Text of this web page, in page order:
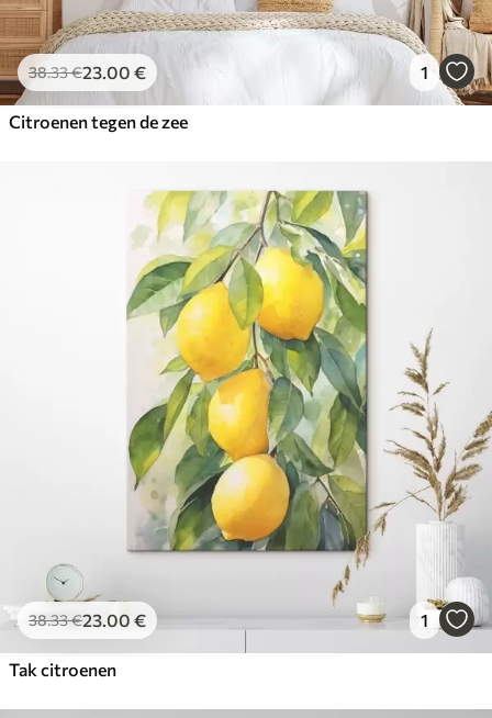
38.33€23.00 € 1
Citroenen tegen de zee
38.33€23.00 € 1
Tak citroenen